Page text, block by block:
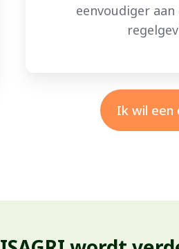
eenvoudiger aan
Ik wil een